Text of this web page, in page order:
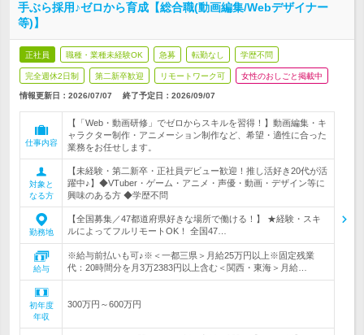
手ぶら採用♪ゼロから育成【総合職(動画編集/Webデザイナー
等)】
正社員 職種・業種未経験OK 急募 転勤なし 学歴不問
完全週休2日制 第二新卒歓迎 リモートワーク可 女性のおしごと掲載中
情報更新日：2026/07/07 終了予定日： 2026/09/07
仕事内容
【「Web・動画研修」でゼロからスキルを習得！】動画編集・キ
ャラクター制作・アニメーション制作など、希望・適性に合った
業務をお任せします。
対象と
なる方
【未経験・第二新卒・正社員デビュー歓迎！推し活好き20代が活
躍中♪】◆VTuber・ゲーム・アニメ・声優・動画・デザイン等に
興味のある方 ◆学歴不問
勤務地
【全国募集／47都道府県好きな場所で働ける！】 ★経験・スキ
ルによってフルリモートOK！ 全国47…
給与
※給与前払いも可♪※＜一都三県＞月給25万円以上※固定残業
代：20時間分を月3万2383円以上含む＜関西・東海＞月給…
初年度
年収
300万円～600万円